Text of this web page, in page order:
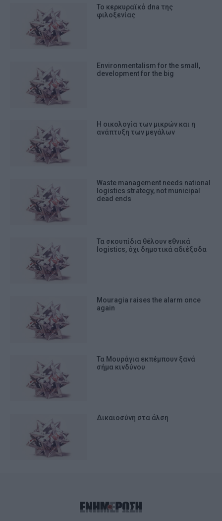
Το κερκυραϊκό dna της
φιλοξενίας
Environmentalism for the small,
development for the big
Η οικολογία των μικρών και η
ανάπτυξη των μεγάλων
Waste management needs national
logistics strategy, not municipal
dead ends
Τα σκουπίδια θέλουν εθνικά
logistics, όχι δημοτικά αδιέξοδα
Mouragia raises the alarm once
again
Τα Μουράγια εκπέμπουν ξανά
σήμα κινδύνου
Δικαιοσύνη στα άλση